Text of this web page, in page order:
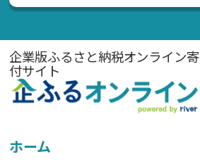
企業版ふるさと納税オンライン寄
付サイト
ホーム